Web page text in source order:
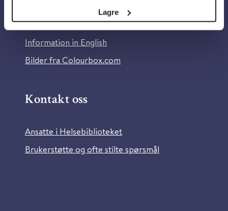
Lagre
Personvern og informasjonskapsler
Tilgjengelighetserklæring
Information in English
Bilder fra Colourbox.com
Kontakt oss
Ansatte i Helsebiblioteket
Brukerstøtte og ofte stilte spørsmål